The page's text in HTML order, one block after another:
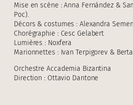
Mise en scène : Anna Fernández &
Poc).
Décors & costumes : Alexandra
Chorégraphie : Cesc Gelabert
Lumières : Noxfera
Marionnettes : Ivan Terpigorev &
Orchestre Accademia Bizantina
Direction : Ottavio Dantone